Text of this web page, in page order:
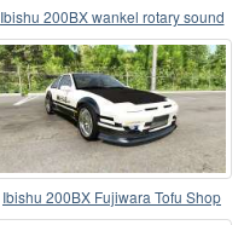
Ibishu 200BX wankel rotary sound
v1.2
Ibishu 200BX Fujiwara Tofu Shop